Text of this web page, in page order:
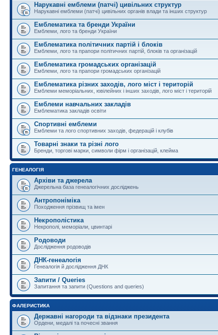
Нарукавні емблеми (патчі) цивільних структур
Нарукавні емблеми (патчі) цивільних органів влади та інших структур
Емблематика та бренди України
Емблеми, лого та бренди України
Емблематика політичних партій і блоків
Емблеми, лого та прапори політичних партій, блоків та організацій
Емблематика громадських організацій
Емблеми, лого та прапори громадських організацій
Емблематика різних заходів, лого міст і територій
Емблеми меморіальних, ювілейних і інших заходів, лого міст і територій
Емблеми навчальних закладів
Емблематика закладів освіти
Спортивні емблеми
Емблеми та лого спортивних заходів, федерацій і клубів
Товарні знаки та різні лого
Бренди, торгові марки, символи фірм і організацій, клейма
ГЕНЕАЛОГІЯ
Архіви та джерела
Джерельна база генеалогічних досліджень
Антропоніміка
Походження прізвищ та імен
Некрополістика
Некрополі, меморіали, цвинтарі
Родоводи
Дослідження родоводів
ДНК-генеалогія
Генеалогія й дослідження ДНК
Запити / Queries
Запитання та запити (Questions and queries)
ФАЛЕРИСТИКА
Державні нагороди та відзнаки президента
Ордени, медалі та почесні звання